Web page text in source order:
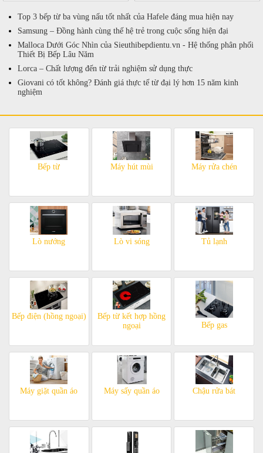
Top 3 bếp từ ba vùng nấu tốt nhất của Hafele đáng mua hiện nay
Samsung – Đồng hành cùng thế hệ trẻ trong cuộc sống hiện đại
Malloca Dưới Góc Nhìn của Sieuthibepdientu.vn - Hệ thống phân phối
Thiết Bị Bếp Lâu Năm
Lorca – Chất lượng đến từ trải nghiệm sử dụng thực
Giovani có tốt không? Đánh giá thực tế từ đại lý hơn 15 năm kinh
nghiệm
Bếp từ Máy hút mùi Máy rửa chén
Lò nướng Lò vi sóng Tủ lạnh
Bếp điện (hồng ngoại)
Bếp từ kết hợp hồng
ngoại
Bếp gas
Máy giặt quần áo Máy sấy quần áo Chậu rửa bát